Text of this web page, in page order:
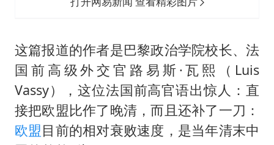
这篇报道的作者是巴黎政治学院校长、法
国前高级外交官路易斯·瓦熙（Luis
Vassy），这位法国前高官语出惊人：直
接把欧盟比作了晚清，而且还补了一刀：
欧盟目前的相对衰败速度，是当年清末中